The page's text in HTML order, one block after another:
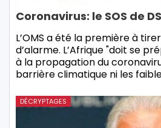
Coronavirus: le SOS de
L’OMS a été la première à
d’alarme. L’Afrique "doit se
à la propagation du
barrière climatique ni les
DÉCRYPTAGES